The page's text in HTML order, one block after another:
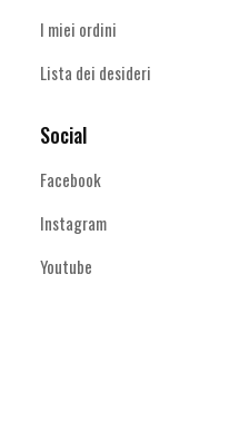
I miei ordini
Lista dei desideri
Social
Facebook
Instagram
Youtube